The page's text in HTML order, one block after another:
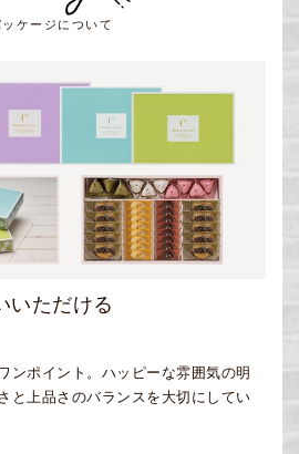
ッケージについて
いただける
ンポイント。ハッピーな雰囲気の明
と上品さのバランスを大切にしてい